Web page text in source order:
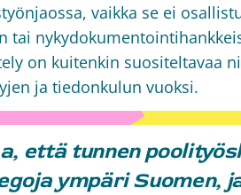
vaikka se ei
tai
on kuitenkin suositeltavaa
ja tiedonkulun vuoksi.
että tunnen
ympäri Suomen,